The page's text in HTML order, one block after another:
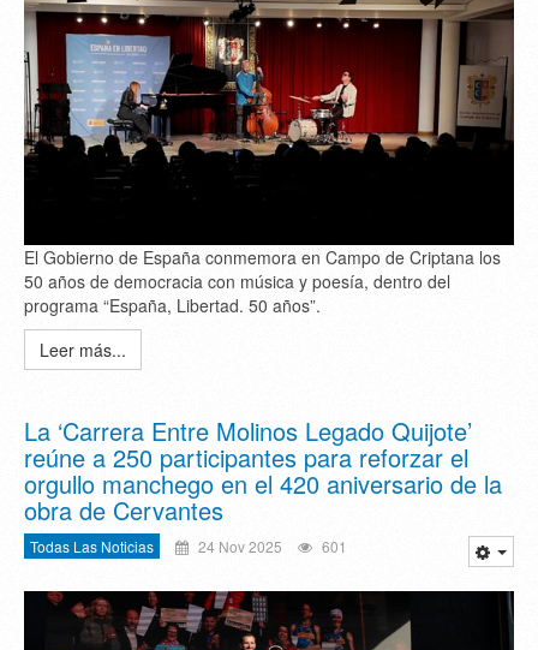
El Gobierno de España conmemora en Campo de Criptana los
50 años de democracia con música y poesía, dentro del
programa “España, Libertad. 50 años”.
Leer más...
La ‘Carrera Entre Molinos Legado Quijote’
reúne a 250 participantes para reforzar el
orgullo manchego en el 420 aniversario de la
obra de Cervantes
Todas Las Noticias 24 Nov 2025 601